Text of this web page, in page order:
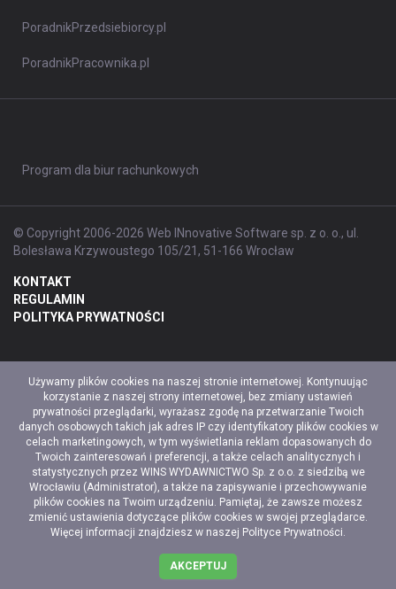
PoradnikPrzedsiebiorcy.pl
PoradnikPracownika.pl
Program dla biur rachunkowych
© Copyright 2006-2026 Web INnovative Software sp. z o. o., ul.
Bolesława Krzywoustego 105/21, 51-166 Wrocław
KONTAKT
REGULAMIN
POLITYKA PRYWATNOŚCI
Używamy plików cookies na naszej stronie internetowej. Kontynuując
korzystanie z naszej strony internetowej, bez zmiany ustawień
prywatności przeglądarki, wyrażasz zgodę na przetwarzanie Twoich
danych osobowych takich jak adres IP czy identyfikatory plików cookies w
celach marketingowych, w tym wyświetlania reklam dopasowanych do
Twoich zainteresowań i preferencji, a także celach analitycznych i
statystycznych przez WINS WYDAWNICTWO Sp. z o.o. z siedzibą we
Wrocławiu (Administrator), a także na zapisywanie i przechowywanie
plików cookies na Twoim urządzeniu. Pamiętaj, że zawsze możesz
zmienić ustawienia dotyczące plików cookies w swojej przeglądarce.
Więcej informacji znajdziesz w naszej Polityce Prywatności.
AKCEPTUJ